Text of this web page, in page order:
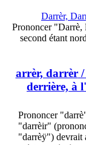
Darrèr,
Prononcer "Darrè,
second étant
arrèr, darrèr/
derrière, à
Prononcer
"darrèir"
"darrèÿ") devrait